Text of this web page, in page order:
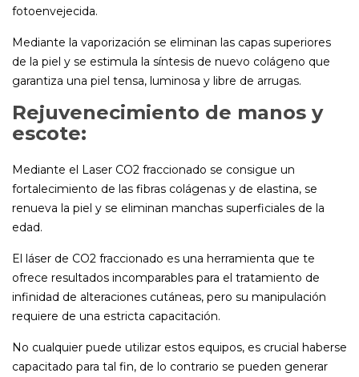
fotoenvejecida.
Mediante la vaporización se eliminan las capas superiores
de la piel y se estimula la síntesis de nuevo colágeno que
garantiza una piel tensa, luminosa y libre de arrugas.
Rejuvenecimiento de manos y
escote:
Mediante el Laser CO2 fraccionado se consigue un
fortalecimiento de las fibras colágenas y de elastina, se
renueva la piel y se eliminan manchas superficiales de la
edad.
El láser de CO2 fraccionado es una herramienta que te
ofrece resultados incomparables para el tratamiento de
infinidad de alteraciones cutáneas, pero su manipulación
requiere de una estricta capacitación.
No cualquier puede utilizar estos equipos, es crucial haberse
capacitado para tal fin, de lo contrario se pueden generar